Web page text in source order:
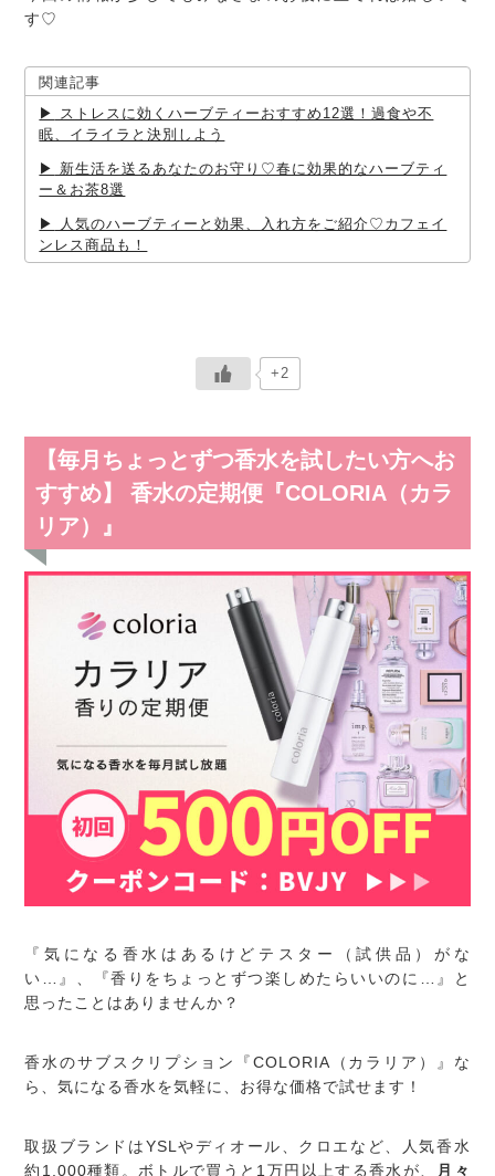
す♡
関連記事
ストレスに効くハーブティーおすすめ12選！過食や不
眠、イライラと決別しよう
新生活を送るあなたのお守り♡春に効果的なハーブティ
ー＆お茶8選
人気のハーブティーと効果、入れ方をご紹介♡カフェイ
ンレス商品も！
+2
【毎月ちょっとずつ香水を試したい方へお
すすめ】 香水の定期便『COLORIA（カラ
リア）』
『気になる香水はあるけどテスター（試供品）がな
い…』、『香りをちょっとずつ楽しめたらいいのに…』と
思ったことはありませんか？
香水のサブスクリプション『COLORIA（カラリア）』な
ら、気になる香水を気軽に、お得な価格で試せます！
取扱ブランドはYSLやディオール、クロエなど、人気香水
約1,000種類。ボトルで買うと1万円以上する香水が、
月々